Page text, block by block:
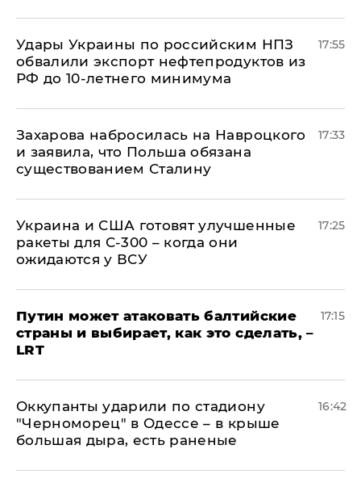
Удары Украины по российским НПЗ
обвалили экспорт нефтепродуктов из
РФ до 10-летнего минимума
17:55
​Захарова набросилась на Навроцкого
и заявила, что Польша обязана
существованием Сталину
17:33
Украина и США готовят улучшенные
ракеты для С-300 – когда они
ожидаются у ВСУ
17:25
Путин может атаковать балтийские
страны и выбирает, как это сделать, –
LRT
17:15
Оккупанты ударили по стадиону
"Черноморец" в Одессе – в крыше
большая дыра, есть раненые
16:42